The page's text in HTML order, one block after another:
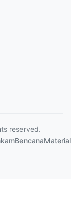
reserved.
BencanaMaterial